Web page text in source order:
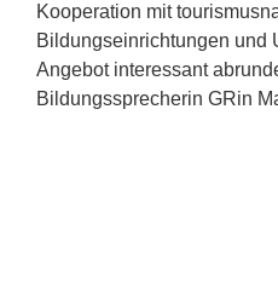
Kooperation mit
Bildungseinrichtungen und
Angebot interessant
Bildungssprecherin GRin